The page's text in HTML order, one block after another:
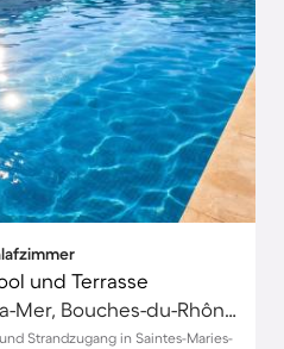
und Terrasse
Saintes-Maries-de-la-Mer, Bouches-du-Rhône, Frankreich
Strandzugang in Saintes-Maries-